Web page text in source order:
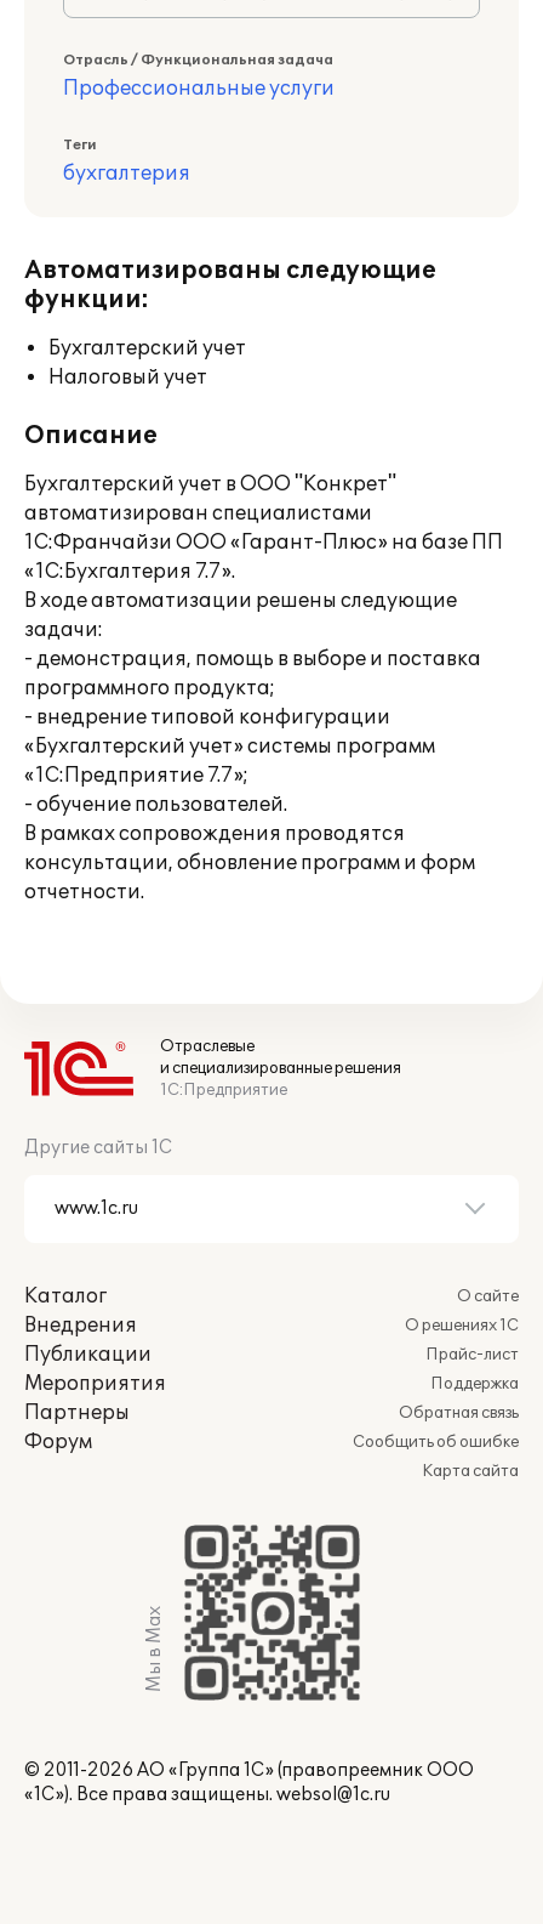
Отрасль / Функциональная задача
Профессиональные услуги
Теги
бухгалтерия
Автоматизированы следующие
функции:
Бухгалтерский учет
Налоговый учет
Описание
Бухгалтерский учет в ООО "Конкрет"
автоматизирован специалистами
1С:Франчайзи ООО «Гарант-Плюс» на базе ПП
«1С:Бухгалтерия 7.7».
В ходе автоматизации решены следующие
задачи:
- демонстрация, помощь в выборе и поставка
программного продукта;
- внедрение типовой конфигурации
«Бухгалтерский учет» системы программ
«1С:Предприятие 7.7»;
- обучение пользователей.
В рамках сопровождения проводятся
консультации, обновление программ и форм
отчетности.
Отраслевые
и специализированные решения
1С:Предприятие
Другие сайты 1С
Каталог
Внедрения
Публикации
Мероприятия
Партнеры
Форум
О сайте
О решениях 1С
Прайс-лист
Поддержка
Обратная связь
Сообщить об ошибке
Карта сайта
Мы в Max
© 2011-2026 АО «Группа 1С» (правопреемник ООО
«1С»). Все права защищены. websol@1c.ru